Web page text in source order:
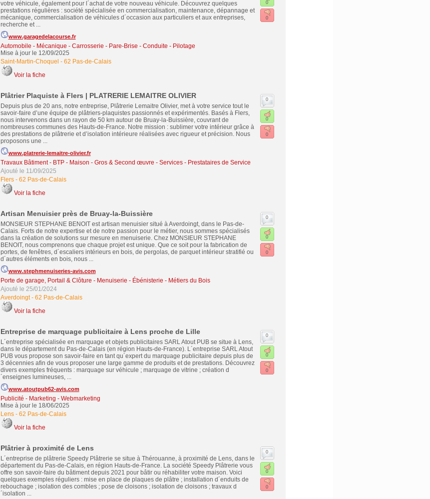
votre véhicule, également pour l´achat de votre nouveau véhicule. Découvrez quelques
prestations régulières : société spécialisée en commercialisation, maintenance, dépannage et
mécanique, commercialisation de véhicules d´occasion aux particuliers et aux entreprises,
recherche et ...
www.garagedelacourse.fr
Automobile - Mécanique - Carrosserie - Pare-Brise - Conduite - Pilotage
Mise à jour le 12/09/2025
Saint-Martin-Choquel - 62 Pas-de-Calais
Voir la fiche
0
0
Plâtrier Plaquiste à Flers | PLATRERIE LEMAITRE OLIVIER
Depuis plus de 20 ans, notre entreprise, Plâtrerie Lemaitre Olivier, met à votre service tout le
savoir-faire d’une équipe de plâtriers-plaquistes passionnés et expérimentés. Basés à Flers,
nous intervenons dans un rayon de 50 km autour de Bruay-la-Buissière, couvrant de
nombreuses communes des Hauts-de-France. Notre mission : sublimer votre intérieur grâce à
des prestations de plâtrerie et d’isolation intérieure réalisées avec rigueur et précision. Nous
proposons une ...
www.platrerie-lemaitre-olivier.fr
Travaux Bâtiment - BTP - Maison - Gros & Second œuvre - Services - Prestataires de Service
Ajouté le 11/09/2025
Flers- 62 Pas-de-Calais
Voir la fiche
0
0
0
Artisan Menuisier près de Bruay-la-Buissière
MONSIEUR STEPHANE BENOIT est artisan menuisier situé à Averdoingt, dans le Pas-de-
Calais. Forts de notre expertise et de notre passion pour le métier, nous sommes spécialisés
dans la création de solutions sur mesure en menuiserie. Chez MONSIEUR STEPHANE
BENOIT, nous comprenons que chaque projet est unique. Que ce soit pour la fabrication de
portes, de fenêtres, d´escaliers intérieurs en bois, de pergolas, de parquet intérieur stratifié ou
d´autres éléments en bois, nous ...
www.stephmenuiseries-avis.com
Porte de garage, Portail & Clôture - Menuiserie - Ébénisterie - Métiers du Bois
Ajouté le 25/01/2024
Averdoingt- 62 Pas-de-Calais
Voir la fiche
0
0
0
Entreprise de marquage publicitaire à Lens proche de Lille
L´entreprise spécialisée en marquage et objets publicitaires SARL Atout PUB se situe à Lens,
dans le département du Pas-de-Calais (en région Hauts-de-France). L´entreprise SARL Atout
PUB vous propose son savoir-faire en tant qu´expert du marquage publicitaire depuis plus de
3 décennies afin de vous proposer une large gamme de produits et de prestations. Découvrez
divers exemples fréquents : marquage sur véhicule ; marquage de vitrine ; création d
´enseignes lumineuses, ...
www.atoutpub62-avis.com
Publicité - Marketing - Webmarketing
Mise à jour le 18/06/2025
Lens- 62 Pas-de-Calais
Voir la fiche
0
0
0
Plâtrier à proximité de Lens
L´entreprise de plâtrerie Speedy Plâtrerie se situe à Thérouanne, à proximité de Lens, dans le
département du Pas-de-Calais, en région Hauts-de-France. La société Speedy Plâtrerie vous
offre son savoir-faire du bâtiment depuis 2021 pour bâtir ou réhabiliter votre maison. Voici
quelques exemples réguliers : mise en place de plaques de plâtre ; installation d´enduits de
rebouchage ; isolation des combles ; pose de cloisons ; isolation de cloisons ; travaux d
´isolation ...
0
0
0